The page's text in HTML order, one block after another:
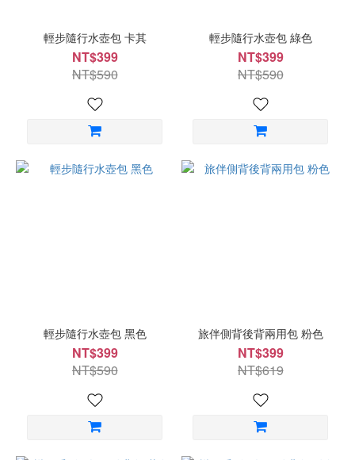
輕步隨行水壺包 卡其
NT$399
NT$590
輕步隨行水壺包 綠色
NT$399
NT$590
輕步隨行水壺包 黑色
NT$399
NT$590
旅伴側背後背兩用包 粉色
NT$399
NT$619